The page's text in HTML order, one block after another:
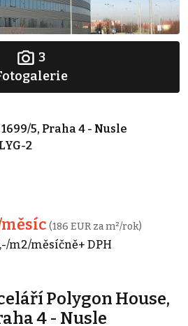
3
5, Praha 4 - Nusle
2
měsíc (186 EUR za m²/rok)
m2/měsíčně+ DPH
Polygon House,
4 - Nusle